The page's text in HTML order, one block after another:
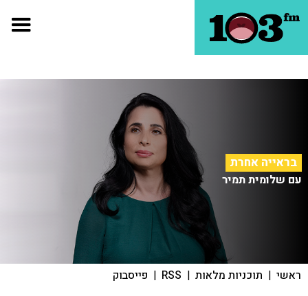
בראייה אחרת
עם שלומית תמיר
ראשי | תוכניות מלאות |
RSS
| פייסבוק